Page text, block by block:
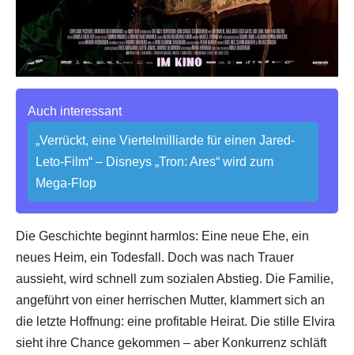
Auch interessant
„Verrückt, eine Viertelmilliarde für einen Jared-
Leto-Film“ – Disneys „Tron: Ares“ wird zum
Mega-Flop
Die Geschichte beginnt harmlos: Eine neue Ehe, ein
neues Heim, ein Todesfall. Doch was nach Trauer
aussieht, wird schnell zum sozialen Abstieg. Die Familie,
angeführt von einer herrischen Mutter, klammert sich an
die letzte Hoffnung: eine profitable Heirat. Die stille Elvira
sieht ihre Chance gekommen – aber Konkurrenz schläft